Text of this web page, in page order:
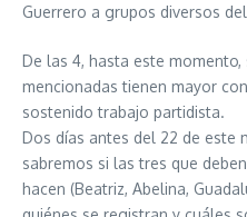
Guerrero a grupos diversos
De las 4, hasta este
mencionadas tienen mayor
sostenido trabajo partidista.
Dos días antes del 22 de este
sabremos si las tres que
hacen (Beatriz, Abelina,